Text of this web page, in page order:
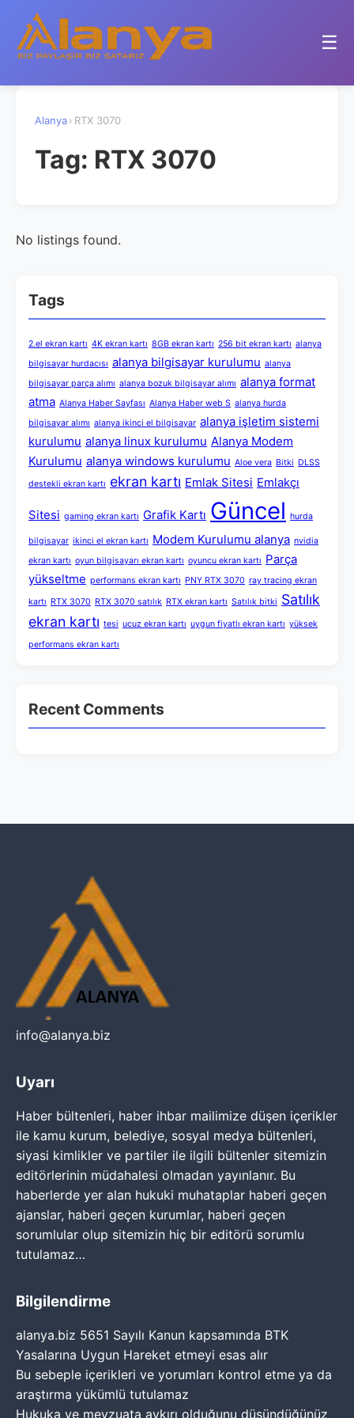
☰
Alanya› RTX 3070
Tag: RTX 3070
No listings found.
Tags
2.el ekran kartı 4K ekran kartı 8GB ekran kartı 256 bit ekran kartı alanya
bilgisayar hurdacısı alanya bilgisayar kurulumu alanya
bilgisayar parça alımı alanya bozuk bilgisayar alımı alanya format
atma Alanya Haber Sayfası Alanya Haber web S alanya hurda
bilgisayar alımı alanya ikinci el bilgisayar alanya işletim sistemi
kurulumu alanya linux kurulumu Alanya Modem
Kurulumu alanya windows kurulumu Aloe vera Bitki DLSS
destekli ekran kartı ekran kartı Emlak Sitesi Emlakçı
Sitesi gaming ekran kartı Grafik Kartı Güncel hurda
bilgisayar ikinci el ekran kartı Modem Kurulumu alanya nvidia
ekran kartı oyun bilgisayarı ekran kartı oyuncu ekran kartı Parça
yükseltme performans ekran kartı PNY RTX 3070 ray tracing ekran
kartı RTX 3070 RTX 3070 satılık RTX ekran kartı Satılık bitki Satılık
ekran kartı tesi ucuz ekran kartı uygun fiyatlı ekran kartı yüksek
performans ekran kartı
Recent Comments
info@alanya.biz
Uyarı
Haber bültenleri, haber ihbar mailimize düşen içerikler
ile kamu kurum, belediye, sosyal medya bültenleri,
siyasi kimlikler ve partiler ile ilgili bültenler sitemizin
editörlerinin müdahalesi olmadan yayınlanır. Bu
haberlerde yer alan hukuki muhataplar haberi geçen
ajanslar, haberi geçen kurumlar, haberi geçen
sorumlular olup sitemizin hiç bir editörü sorumlu
tutulamaz…
Bilgilendirme
alanya.biz 5651 Sayılı Kanun kapsamında BTK
Yasalarına Uygun Hareket etmeyi esas alır
Bu sebeple içerikleri ve yorumları kontrol etme ya da
araştırma yükümlü tutulamaz
Hukuka ve mevzuata aykırı olduğunu düşündüğünüz